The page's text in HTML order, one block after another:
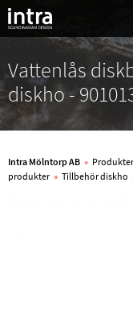
Vattenlås
diskho -
Intra Mölntorp AB » Produkter
produkter » Tillbehör diskho